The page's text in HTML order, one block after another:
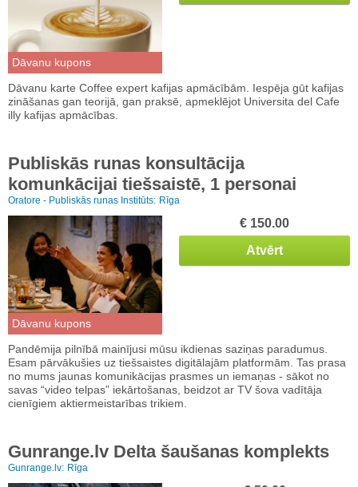
Dāvanu kupons
Dāvanu karte Coffee expert kafijas apmācībām. Iespēja gūt kafijas
zināšanas gan teorijā, gan praksē, apmeklējot Universita del Cafe
illy kafijas apmācības.
Publiskās runas konsultācija
komunkācijai tiešsaistē, 1 personai
Oratore - Publiskās runas Institūts: Rīga
Dāvanu kupons
€ 150.00
Atvērt
Pandēmija pilnībā mainījusi mūsu ikdienas saziņas paradumus.
Esam pārvākušies uz tiešsaistes digitālajām platformām. Tas prasa
no mums jaunas komunikācijas prasmes un iemaņas - sākot no
savas “video telpas” iekārtošanas, beidzot ar TV šova vadītāja
cienīgiem aktiermeistarības trikiem.
Gunrange.lv Delta šaušanas komplekts
Gunrange.lv: Rīga